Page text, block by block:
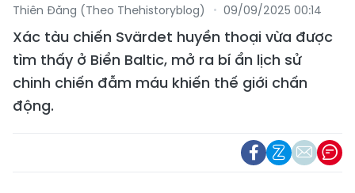
Thiên Đăng (Theo Thehistoryblog) 09/09/2025 00:14
Xác tàu chiến Svärdet huyền thoại vừa được
tìm thấy ở Biển Baltic, mở ra bí ẩn lịch sử
chinh chiến đẫm máu khiến thế giới chấn
động.